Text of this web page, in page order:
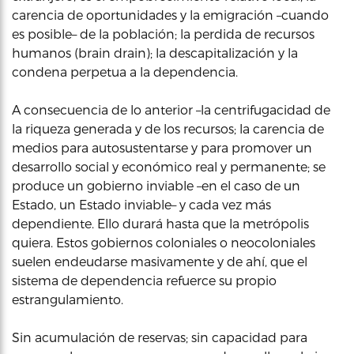
carencia de oportunidades y la emigración –cuando
es posible– de la población; la perdida de recursos
humanos (brain drain); la descapitalización y la
condena perpetua a la dependencia.
A consecuencia de lo anterior –la centrifugacidad de
la riqueza generada y de los recursos; la carencia de
medios para autosustentarse y para promover un
desarrollo social y económico real y permanente; se
produce un gobierno inviable –en el caso de un
Estado, un Estado inviable– y cada vez más
dependiente. Ello durará hasta que la metrópolis
quiera. Estos gobiernos coloniales o neocoloniales
suelen endeudarse masivamente y de ahí, que el
sistema de dependencia refuerce su propio
estrangulamiento.
Sin acumulación de reservas; sin capacidad para